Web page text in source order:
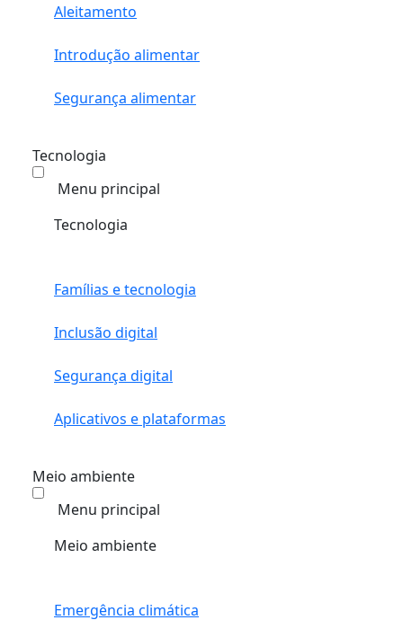
Aleitamento
Introdução alimentar
Segurança alimentar
Tecnologia
Menu principal
Tecnologia
Famílias e tecnologia
Inclusão digital
Segurança digital
Aplicativos e plataformas
Meio ambiente
Menu principal
Meio ambiente
Emergência climática